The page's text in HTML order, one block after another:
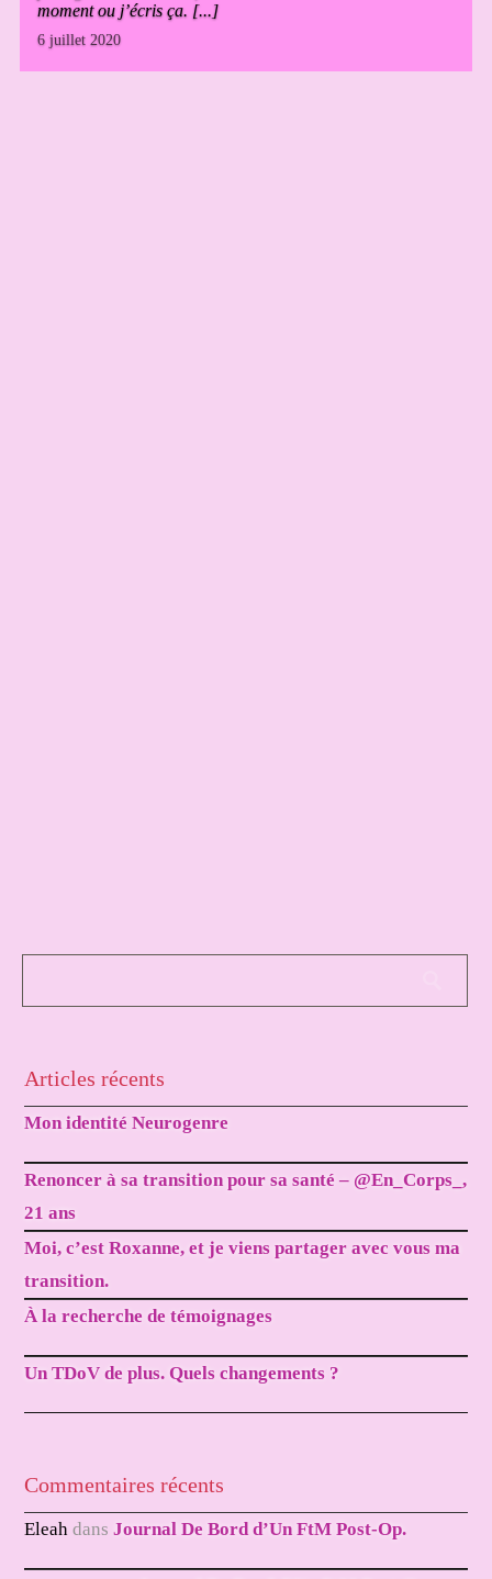
moment ou j’écris ça. [...]
6 juillet 2020
Articles récents
Mon identité Neurogenre
Renoncer à sa transition pour sa santé – @En_Corps_,
21 ans
Moi, c’est Roxanne, et je viens partager avec vous ma
transition.
À la recherche de témoignages
Un TDoV de plus. Quels changements ?
Commentaires récents
Eleah dansJournal De Bord d’Un FtM Post-Op.